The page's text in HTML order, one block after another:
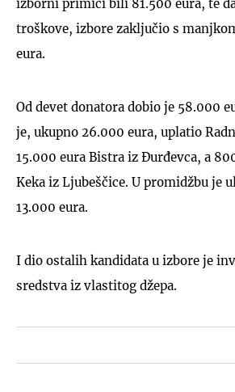
izborni primici bili 81.500 eura, te
troškove, izbore zaključio s
eura.
Od devet donatora dobio je 58.000
je, ukupno 26.000 eura, uplatio
15.000 eura Bistra iz Đurđevca, a
Keka iz Ljubeščice. U promidžbu je
13.000 eura.
I dio ostalih kandidata u izbore je
sredstva iz vlastitog džepa.